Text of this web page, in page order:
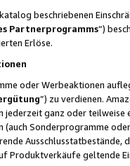
beschriebenen
Partnerprogramms“)
Erlöse.
oder Werbeaktionen
”) zu verdienen.
ganz oder
Sonderprogramme
Ausschlusstatbestände,
Produktverkäufe geltende